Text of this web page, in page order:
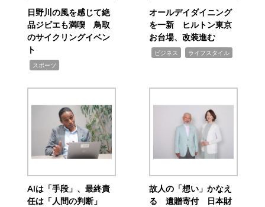
日野川の風を感じて絶
品ジビエも満喫 鳥取
のサイクリングイベン
ト
スポーツ
オールデイダイニング
を一新 ヒルトン東京
お台場、改装進む
ビジネス ライフスタイル
AIは「手段」、最終責
任は「人間の判断」
故人の「想い」かなえ
る 遺贈寄付 日本財